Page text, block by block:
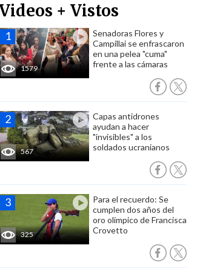
+ Vistos
1579
Senadoras Flores y
Campillai se enfrascaron
en una pelea "cuma"
frente a las cámaras
567
Capas antidrones
ayudan a hacer
"invisibles" a los
soldados ucranianos
325
Para el recuerdo: Se
cumplen dos años del
oro olímpico de Francisca
Crovetto